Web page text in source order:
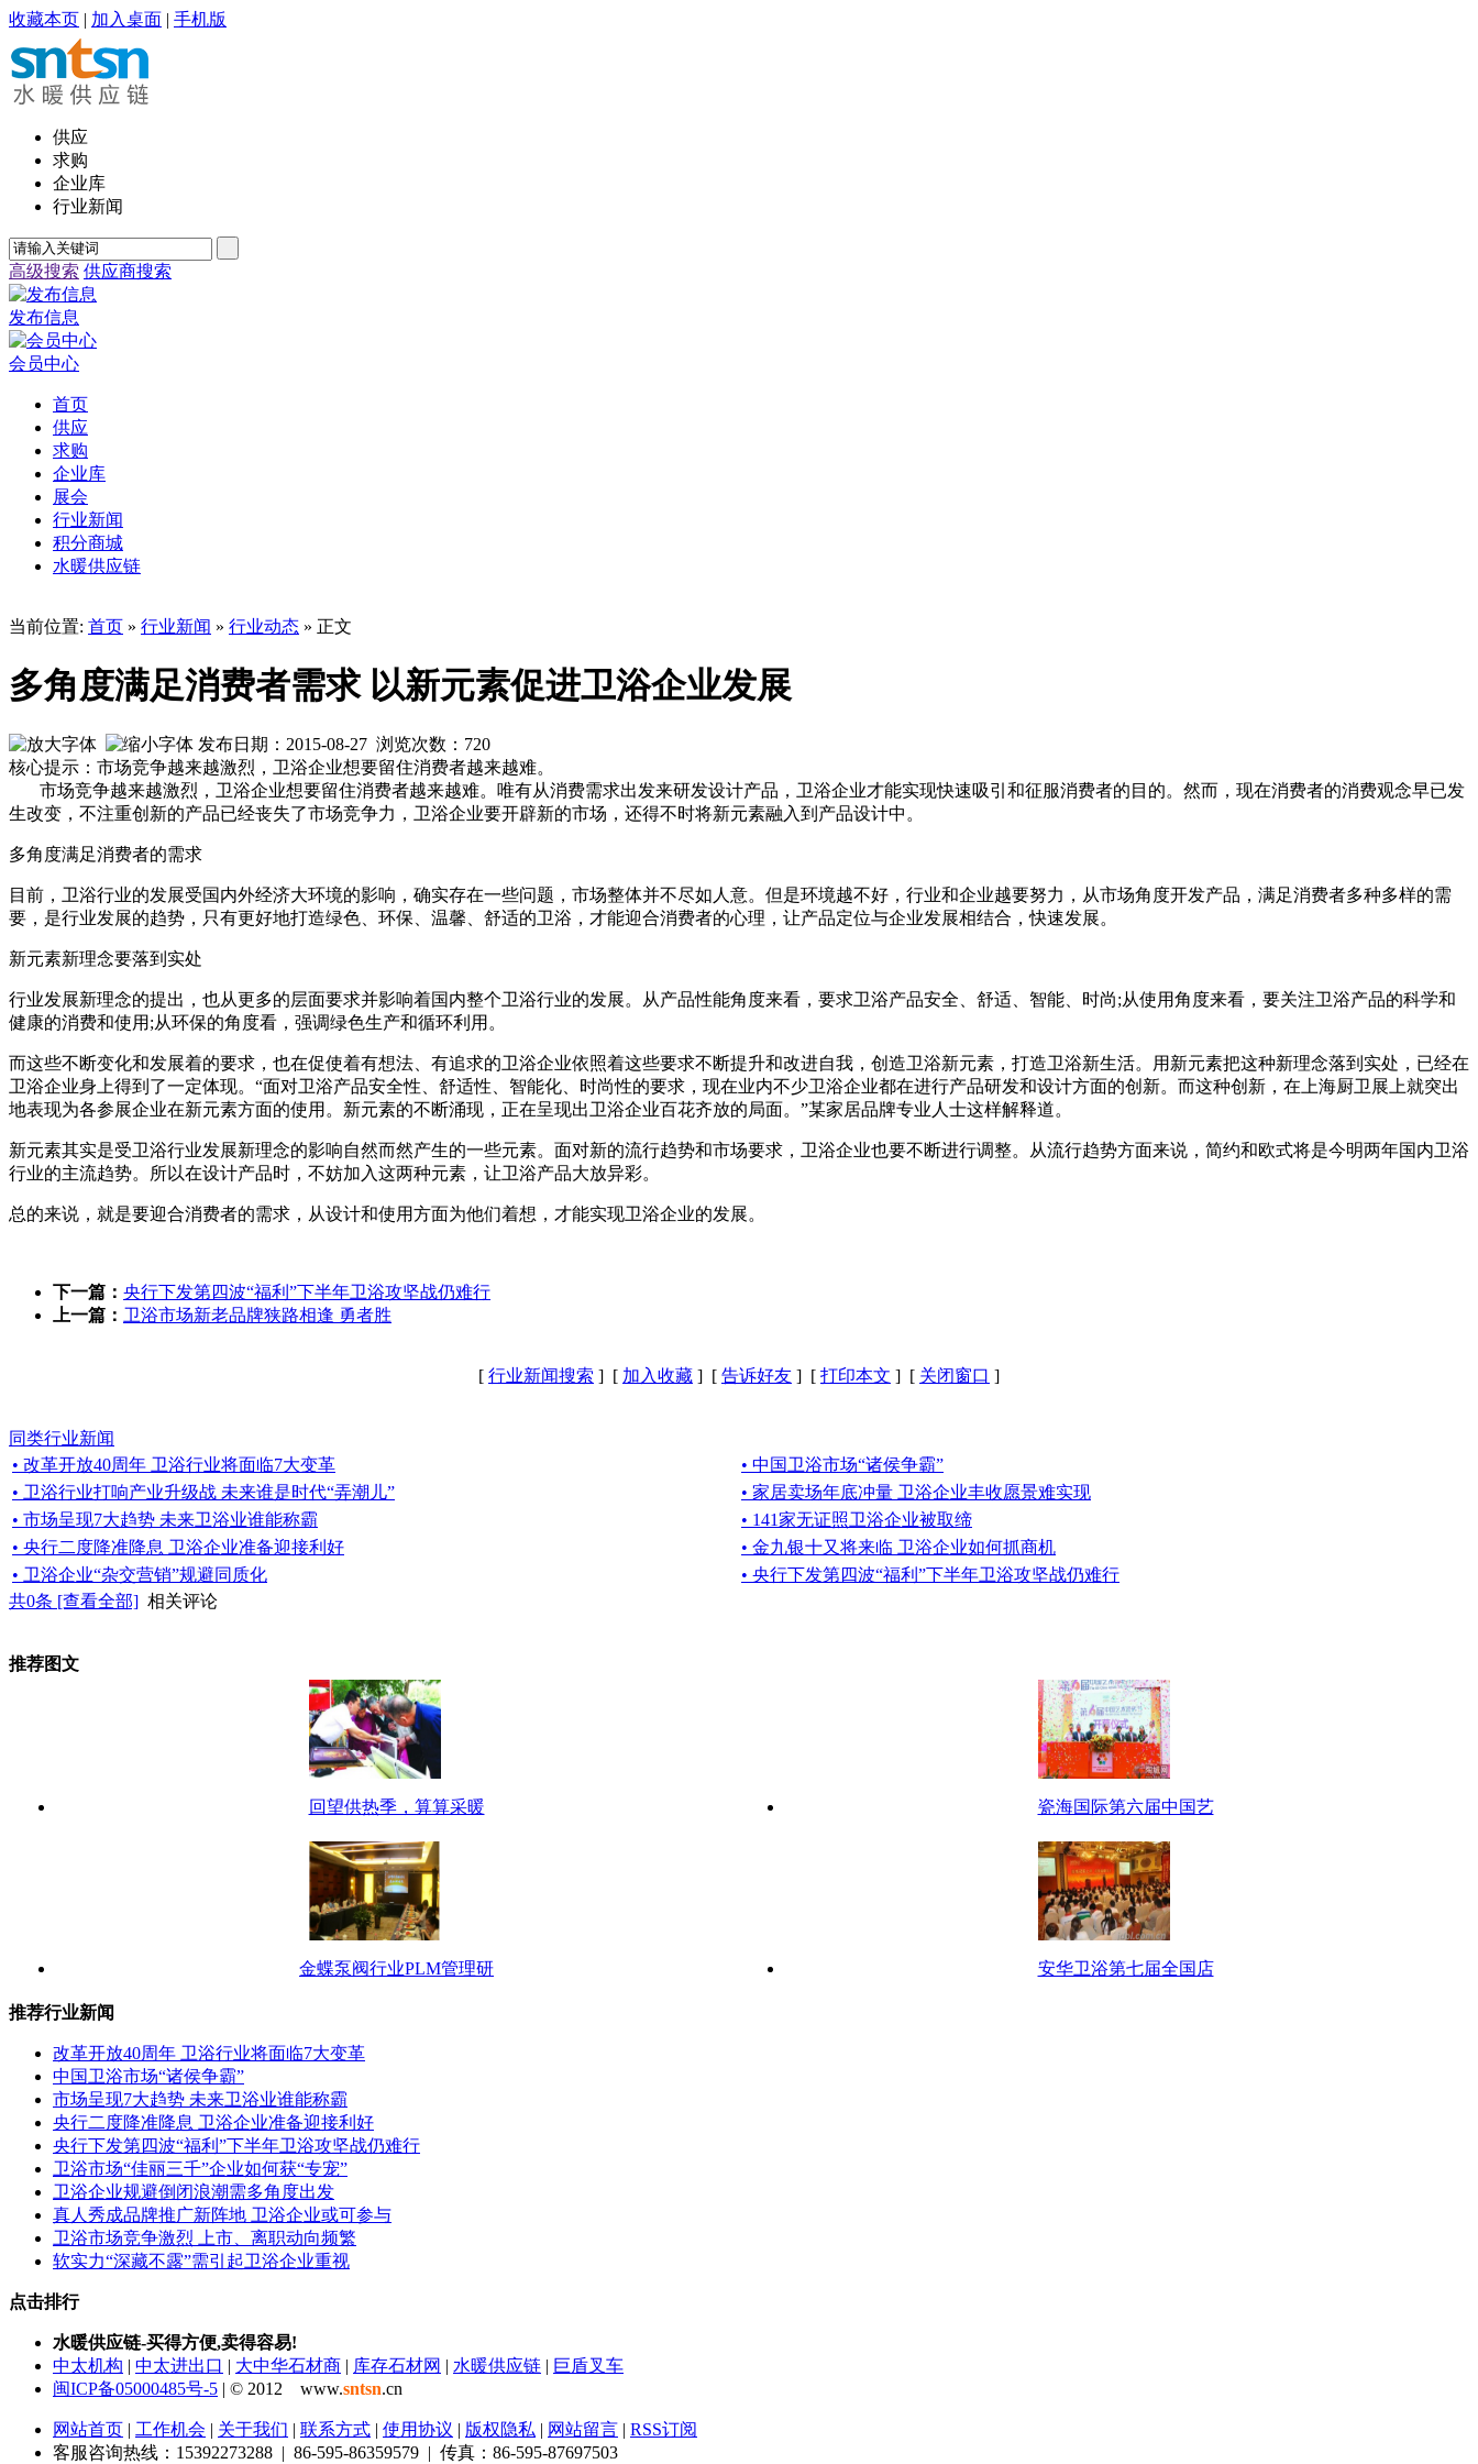
收藏本页 | 加入桌面 | 手机版
供应
求购
企业库
行业新闻
高级搜索 供应商搜索
发布信息
会员中心
首页
供应
求购
企业库
展会
行业新闻
积分商城
水暖供应链
当前位置: 首页 » 行业新闻 » 行业动态 » 正文
多角度满足消费者需求 以新元素促进卫浴企业发展
发布日期：2015-08-27 浏览次数： 720
核心提示：市场竞争越来越激烈，卫浴企业想要留住消费者越来越难。
市场竞争越来越激烈，卫浴企业想要留住消费者越来越难。唯有从消费需求出发来研发设计产品，卫浴企业才能实现快速吸引和征服消费者的目的。然而，现在消费者的消费观念早已发
生改变，不注重创新的产品已经丧失了市场竞争力，卫浴企业要开辟新的市场，还得不时将新元素融入到产品设计中。
多角度满足消费者的需求
目前，卫浴行业的发展受国内外经济大环境的影响，确实存在一些问题，市场整体并不尽如人意。但是环境越不好，行业和企业越要努力，从市场角度开发产品，满足消费者多种多样的需
要，是行业发展的趋势，只有更好地打造绿色、环保、温馨、舒适的卫浴，才能迎合消费者的心理，让产品定位与企业发展相结合，快速发展。
新元素新理念要落到实处
行业发展新理念的提出，也从更多的层面要求并影响着国内整个卫浴行业的发展。从产品性能角度来看，要求卫浴产品安全、舒适、智能、时尚;从使用角度来看，要关注卫浴产品的科学和
健康的消费和使用;从环保的角度看，强调绿色生产和循环利用。
而这些不断变化和发展着的要求，也在促使着有想法、有追求的卫浴企业依照着这些要求不断提升和改进自我，创造卫浴新元素，打造卫浴新生活。用新元素把这种新理念落到实处，已经在
卫浴企业身上得到了一定体现。“面对卫浴产品安全性、舒适性、智能化、时尚性的要求，现在业内不少卫浴企业都在进行产品研发和设计方面的创新。而这种创新，在上海厨卫展上就突出
地表现为各参展企业在新元素方面的使用。新元素的不断涌现，正在呈现出卫浴企业百花齐放的局面。”某家居品牌专业人士这样解释道。
新元素其实是受卫浴行业发展新理念的影响自然而然产生的一些元素。面对新的流行趋势和市场要求，卫浴企业也要不断进行调整。从流行趋势方面来说，简约和欧式将是今明两年国内卫浴
行业的主流趋势。所以在设计产品时，不妨加入这两种元素，让卫浴产品大放异彩。
总的来说，就是要迎合消费者的需求，从设计和使用方面为他们着想，才能实现卫浴企业的发展。
下一篇： 央行下发第四波“福利”下半年卫浴攻坚战仍难行
上一篇： 卫浴市场新老品牌狭路相逢 勇者胜
[ 行业新闻搜索 ] [ 加入收藏 ] [ 告诉好友 ] [ 打印本文 ] [ 关闭窗口 ]
同类行业新闻
• 改革开放40周年 卫浴行业将面临7大变革
• 中国卫浴市场“诸侯争霸”
• 卫浴行业打响产业升级战 未来谁是时代“弄潮儿”
• 家居卖场年底冲量 卫浴企业丰收愿景难实现
• 市场呈现7大趋势 未来卫浴业谁能称霸
• 141家无证照卫浴企业被取缔
• 央行二度降准降息 卫浴企业准备迎接利好
• 金九银十又将来临 卫浴企业如何抓商机
• 卫浴企业“杂交营销”规避同质化
• 央行下发第四波“福利”下半年卫浴攻坚战仍难行
共0条 [查看全部] 相关评论
推荐图文
回望供热季，算算采暖 瓷海国际第六届中国艺
金蝶泵阀行业PLM管理研 安华卫浴第七届全国店
推荐行业新闻
改革开放40周年 卫浴行业将面临7大变革
中国卫浴市场“诸侯争霸”
市场呈现7大趋势 未来卫浴业谁能称霸
央行二度降准降息 卫浴企业准备迎接利好
央行下发第四波“福利”下半年卫浴攻坚战仍难行
卫浴市场“佳丽三千”企业如何获“专宠”
卫浴企业规避倒闭浪潮需多角度出发
真人秀成品牌推广新阵地 卫浴企业或可参与
卫浴市场竞争激烈 上市、离职动向频繁
软实力“深藏不露”需引起卫浴企业重视
点击排行
水暖供应链-买得方便,卖得容易!
中太机构 | 中太进出口 | 大中华石材商 | 库存石材网 | 水暖供应链 | 巨盾叉车
闽ICP备05000485号-5 | © 2012 www.sntsn.cn
网站首页 | 工作机会 | 关于我们 | 联系方式 | 使用协议 | 版权隐私 | 网站留言 | RSS订阅
客服咨询热线：15392273288 | 86-595-86359579 | 传真：86-595-87697503